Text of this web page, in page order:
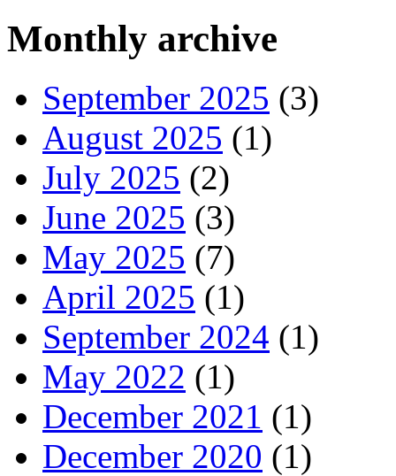
Monthly archive
September 2025 (3)
August 2025 (1)
July 2025 (2)
June 2025 (3)
May 2025 (7)
April 2025 (1)
September 2024 (1)
May 2022 (1)
December 2021 (1)
December 2020 (1)